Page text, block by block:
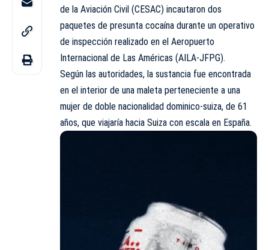
de la Aviación Civil (CESAC) incautaron dos
paquetes de presunta cocaína durante un operativo
de inspección realizado en el Aeropuerto
Internacional de Las Américas (AILA-JFPG).
Según las autoridades, la sustancia fue encontrada
en el interior de una maleta perteneciente a una
mujer de doble nacionalidad dominico-suiza, de 61
años, que viajaría hacia Suiza con escala en España.